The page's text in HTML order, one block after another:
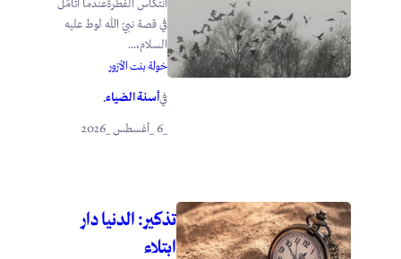
انتكاس الفطرةعندما أتأمَّل
في قصة نبيّ الله لوط عليه
السلام،...
خولة بنت الأزور
فيأسنة الضياء.
تذكير: الدنيا دار
ابتلاء